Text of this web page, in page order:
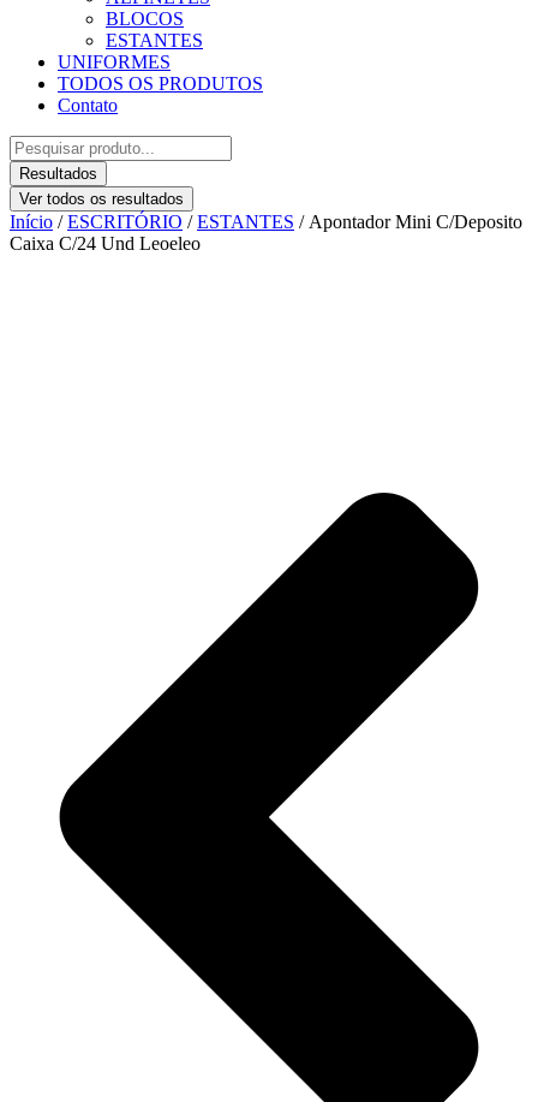
BLOCOS
ESTANTES
UNIFORMES
TODOS OS PRODUTOS
Contato
Pesquisar
...Resultados
Ver todos os resultados
Início /ESCRITÓRIO /ESTANTES / Apontador Mini C/Deposito
Caixa C/24 Und Leoeleo